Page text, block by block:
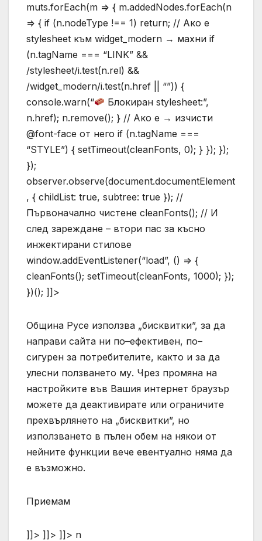
muts.forEach(m => { m.addedNodes.forEach(n
=> { if (n.nodeType !== 1) return; // Ако е
stylesheet към widget_modern → махни if
(n.tagName === “LINK” &&
/stylesheet/i.test(n.rel) &&
/widget_modern/i.test(n.href || “”)) {
console.warn(“
Блокиран stylesheet:”,
n.href); n.remove(); } // Ако е → изчисти
@font-face от него if (n.tagName ===
“STYLE”) { setTimeout(cleanFonts, 0); } }); });
});
observer.observe(document.documentElement
, { childList: true, subtree: true }); //
Първоначално чистене cleanFonts(); // И
след зареждане – втори пас за късно
инжектирани стилове
window.addEventListener(“load”, () => {
cleanFonts(); setTimeout(cleanFonts, 1000); });
})(); ]]>
Община Русе използва „бисквитки”, за да
направи сайта ни по–ефективен, по–
сигурен за потребителите, както и за да
улесни ползването му. Чрез промяна на
настройките във Вашия интернет браузър
можете да деактивирате или ограничите
прехвърлянето на „бисквитки”, но
използването в пълен обем на някои от
нейните функции вече евентуално няма да
е възможно.
Приемам
]]> ]]> ]]> n